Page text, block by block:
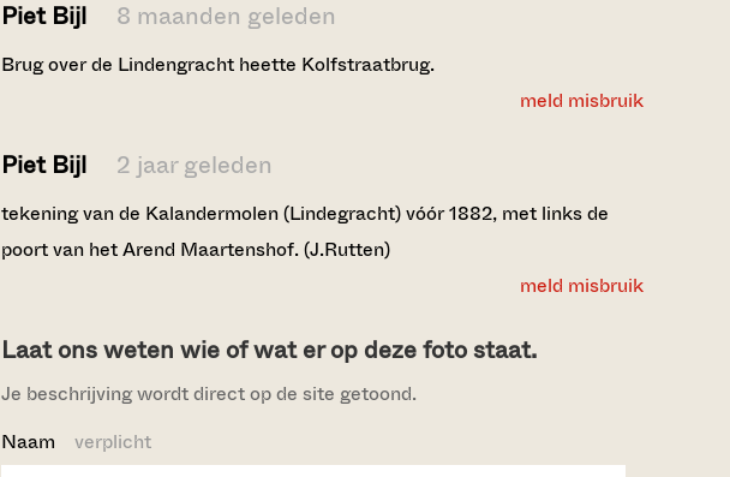
Piet Bijl 8 maanden geleden
Brug over de Lindengracht heette Kolfstraatbrug.
meld misbruik
Piet Bijl 2 jaar geleden
tekening van de Kalandermolen (Lindegracht) vóór 1882, met links de
poort van het Arend Maartenshof. (J.Rutten)
meld misbruik
Laat ons weten wie of wat er op deze foto staat.
Je beschrijving wordt direct op de site getoond.
Naam verplicht